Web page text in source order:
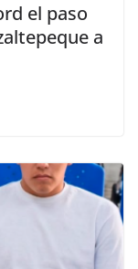
el paso
a